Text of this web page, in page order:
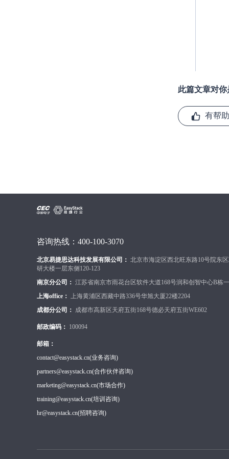
此篇文章对你
有帮助
咨询热线：400-100-3070
北京易捷思达科技发展有限公司： 北京市海淀区西北旺东路10号院东
研大楼一层东侧120-123
南京分公司： 江苏省南京市雨花台区软件大道168号润和创智中心B栋
上海office： 上海黄浦区西藏中路336号华旭大厦22楼2204
成都分公司： 成都市高新区天府五街168号德必天府五街WE602
邮政编码： 100094
邮箱：
contact@easystack.cn(业务咨询)
partners@easystack.cn(合作伙伴咨询)
marketing@easystack.cn(市场合作)
training@easystack.cn(培训咨询)
hr@easystack.cn(招聘咨询)